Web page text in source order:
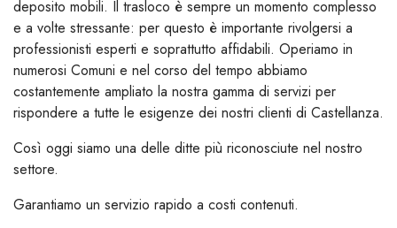
deposito mobili. Il trasloco è sempre un momento complesso
e a volte stressante: per questo è importante rivolgersi a
professionisti esperti e soprattutto affidabili. Operiamo in
numerosi Comuni e nel corso del tempo abbiamo
costantemente ampliato la nostra gamma di servizi per
rispondere a tutte le esigenze dei nostri clienti di Castellanza.
Così oggi siamo una delle ditte più riconosciute nel nostro
settore.
Garantiamo un servizio rapido a costi contenuti.